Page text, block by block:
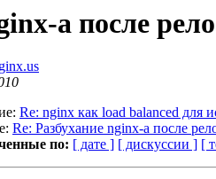
а после
Re: nginx как load balanced для
Re: Разбухание nginx-а после
по: [ дате ] [ дискуссии ] [